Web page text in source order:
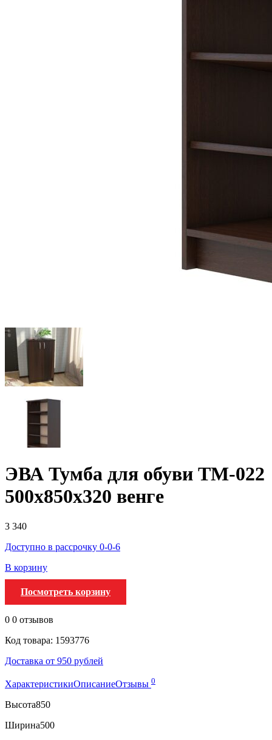
ЭВА Тумба для обуви ТМ-022
500х850х320 венге
3 340
Доступно в рассрочку 0-0-6
В корзину
Посмотреть корзину
0 0 отзывов
Код товара: 1593776
Доставка от 950 рублей
ХарактеристикиОписаниеОтзывы 0
Высота850
Ширина500